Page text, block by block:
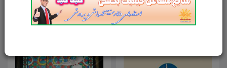
محصولات مرتبط